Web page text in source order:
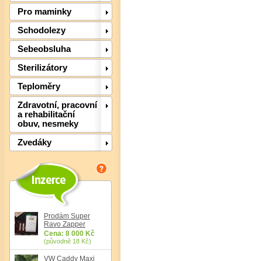
Pro maminky
Schodolezy
Sebeobsluha
Sterilizátory
Teploměry
Zdravotní, pracovní
a rehabilitační
obuv, nesmeky
Zvedáky
Prodám Super
Ravo Zapper
Cena: 8 000 Kč
(původně 18 Kč)
VW Caddy Maxi